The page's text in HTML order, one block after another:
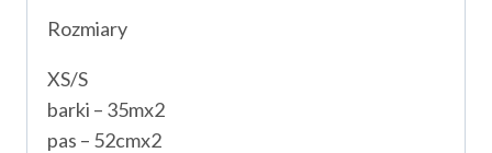
Rozmiary
XS/S
barki – 35mx2
pas – 52cmx2